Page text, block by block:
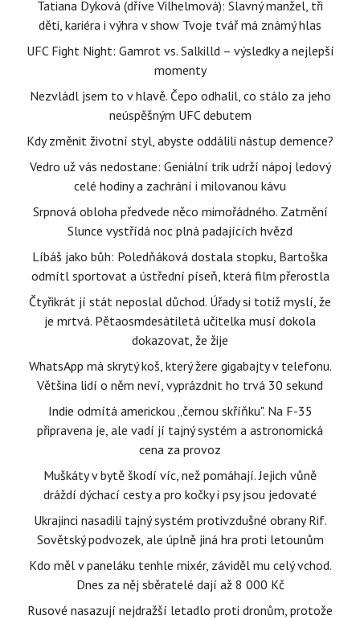
Tatiana Dyková (dříve Vilhelmová): Slavný manžel, tři
děti, kariéra i výhra v show Tvoje tvář má známý hlas
UFC Fight Night: Gamrot vs. Salkilld – výsledky a nejlepší
momenty
Nezvládl jsem to v hlavě. Čepo odhalil, co stálo za jeho
neúspěšným UFC debutem
Kdy změnit životní styl, abyste oddálili nástup demence?
Vedro už vás nedostane: Geniální trik udrží nápoj ledový
celé hodiny a zachrání i milovanou kávu
Srpnová obloha předvede něco mimořádného. Zatmění
Slunce vystřídá noc plná padajících hvězd
Líbáš jako bůh: Poledňáková dostala stopku, Bartoška
odmítl sportovat a ústřední píseň, která film přerostla
Čtyřikrát jí stát neposlal důchod. Úřady si totiž myslí, že
je mrtvá. Pětaosmdesátiletá učitelka musí dokola
dokazovat, že žije
WhatsApp má skrytý koš, který žere gigabajty v telefonu.
Většina lidí o něm neví, vyprázdnit ho trvá 30 sekund
Indie odmítá americkou „černou skříňku". Na F-35
připravena je, ale vadí jí tajný systém a astronomická
cena za provoz
Muškáty v bytě škodí víc, než pomáhají. Jejich vůně
dráždí dýchací cesty a pro kočky i psy jsou jedovaté
Ukrajinci nasadili tajný systém protivzdušné obrany Rif.
Sovětský podvozek, ale úplně jiná hra proti letounům
Kdo měl v paneláku tenhle mixér, záviděl mu celý vchod.
Dnes za něj sběratelé dají až 8 000 Kč
Rusové nasazují nejdražší letadlo proti dronům, protože